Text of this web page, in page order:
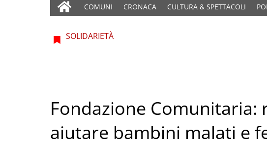
COMUNI CRONACA CULTURA & SPETTACOLI
SOLIDARIETÀ
Fondazione Comunitaria:
aiutare bambini malati e